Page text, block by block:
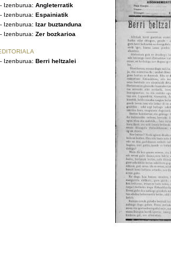
Izenburua: Angleterratik
Izenburua: Espainiatik
Izenburua: Izar buztanduna
Izenburua: Zer bozkarioa
Izenburua: Berri heltzalei